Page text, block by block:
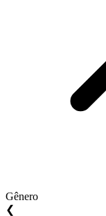
Gênero
❮